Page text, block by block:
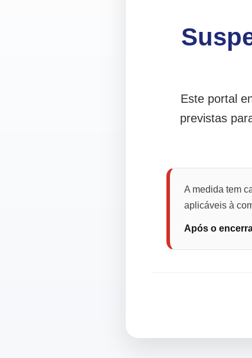
Este portal
previstas
A medida tem
aplicáveis à
Após o